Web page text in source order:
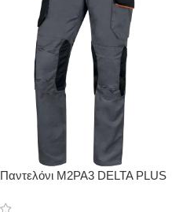
Παντελόνι M2PA3 DELTA PLUS